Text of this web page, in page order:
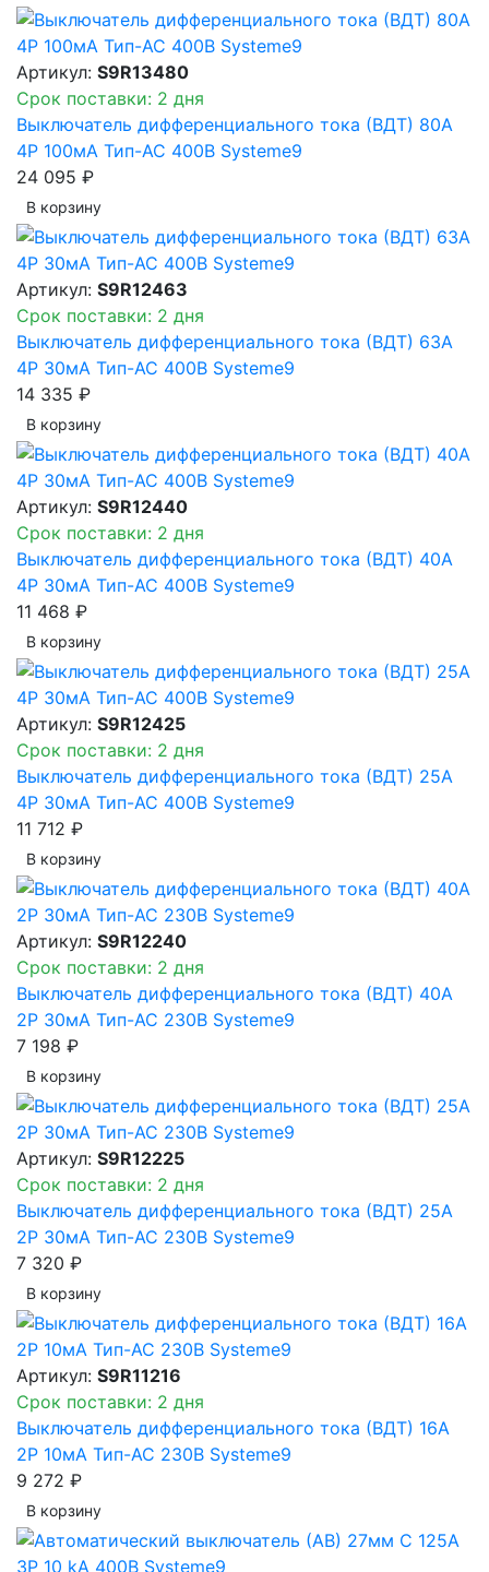
Артикул: S9R13480
Срок поставки: 2 дня
Выключатель дифференциального тока (ВДТ) 80A
4P 100мА Тип-AC 400В Systeme9
24 095 ₽
В корзинy
Артикул: S9R12463
Срок поставки: 2 дня
Выключатель дифференциального тока (ВДТ) 63A
4P 30мА Тип-AC 400В Systeme9
14 335 ₽
В корзинy
Артикул: S9R12440
Срок поставки: 2 дня
Выключатель дифференциального тока (ВДТ) 40A
4P 30мА Тип-AC 400В Systeme9
11 468 ₽
В корзинy
Артикул: S9R12425
Срок поставки: 2 дня
Выключатель дифференциального тока (ВДТ) 25A
4P 30мА Тип-AC 400В Systeme9
11 712 ₽
В корзинy
Артикул: S9R12240
Срок поставки: 2 дня
Выключатель дифференциального тока (ВДТ) 40A
2P 30мА Тип-AC 230В Systeme9
7 198 ₽
В корзинy
Артикул: S9R12225
Срок поставки: 2 дня
Выключатель дифференциального тока (ВДТ) 25A
2P 30мА Тип-AC 230В Systeme9
7 320 ₽
В корзинy
Артикул: S9R11216
Срок поставки: 2 дня
Выключатель дифференциального тока (ВДТ) 16A
2P 10мА Тип-AC 230В Systeme9
9 272 ₽
В корзинy